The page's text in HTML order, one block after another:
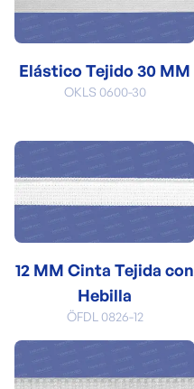
Elástico Tejido 30 MM
OKLS 0600-30
12 MM Cinta Tejida con
Hebilla
ÖFDL 0826-12